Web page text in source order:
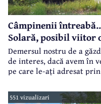
Câmpinenii
Solară, posibil viitor
Demersul nostru de a
de interes, dacă avem în
pe care le-ați adresat
551 vizualizari